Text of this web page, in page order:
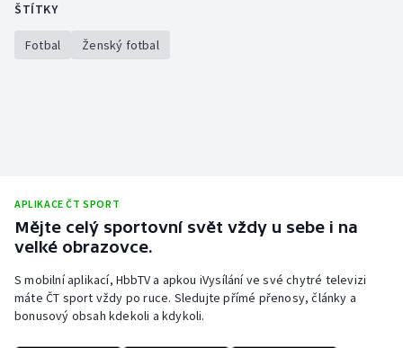
ŠTÍTKY
Fotbal Ženský fotbal
APLIKACE ČT SPORT
Mějte celý sportovní svět vždy u sebe i na
velké obrazovce.
S mobilní aplikací, HbbTV a apkou iVysílání ve své chytré televizi
máte ČT sport vždy po ruce. Sledujte přímé přenosy, články a
bonusový obsah kdekoli a kdykoli.